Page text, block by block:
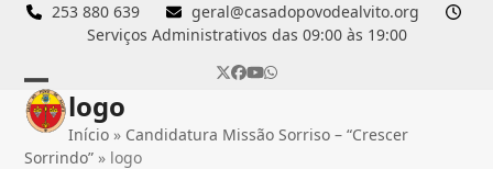
Skip
253 880 639
geral@casadopovodealvito.org
Serviços Administrativos das 09:00 às 19:00
Twitter
Facebook
YouTube
Whatsapp
Open
mobile
Close
mobile
logo
Início » Candidatura Missão Sorriso – “Crescer
Sorrindo” » logo